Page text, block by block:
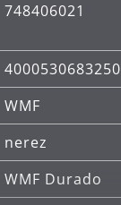
748406021
4000530683250
WMF
nerez
WMF Durado